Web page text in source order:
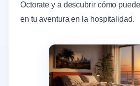
Octorate y a descubrir cómo
en tu aventura en la hospitalidad.